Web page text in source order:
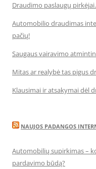
Draudimo paslaugų
Automobilio draudimas
pačių!
Saugaus vairavimo
Mitas ar realybė tas pigus
Klausimai ir atsakymai dėl
NAUJOS PADANGOS
Automobilių supirkimas –
pardavimo būdą?